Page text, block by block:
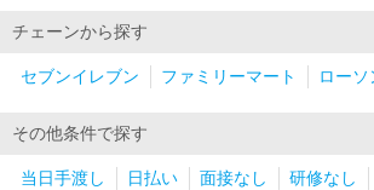
チェーンから探す
セブンイレブン ファミリーマート ローソ
その他条件で探す
当日手渡し 日払い 面接なし 研修なし